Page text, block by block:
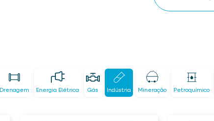
Drenagem Energia Elétrica Gás Indústria Mineração Petroquímico